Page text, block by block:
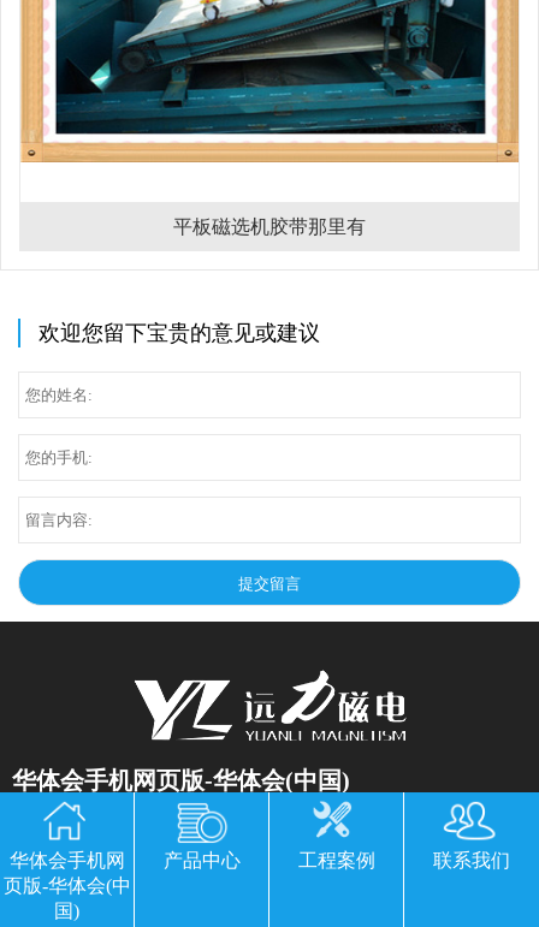
平板磁选机胶带那里有
欢迎您留下宝贵的意见或建议
华体会手机网页版-华体会(中国)
公司地址：山东临朐县经济开发区北环路
电话：13869611251 郭经理 微信同号
传真：0536-3435877
华体会手机网
页版-华体会(中
国)
产品中心 工程案例 联系我们